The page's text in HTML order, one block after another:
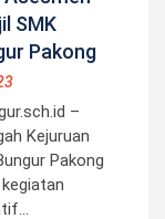
SMK
Pakong
–
Kejuruan
Pakong